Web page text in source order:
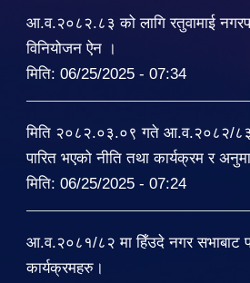
आ.व.२०८२.८३ को लागि रतुवामाई
विनियोजन ऐन ।
मिति: 06/25/2025 - 07:34
मिति २०८२.०३.०९ गते आ.व.२०८२/८३
पारित भएको नीति तथा कार्यक्रम र
मिति: 06/25/2025 - 07:24
आ.व.२०८१/८२ मा हिँउदे नगर सभाबाट
कार्यक्रमहरु।